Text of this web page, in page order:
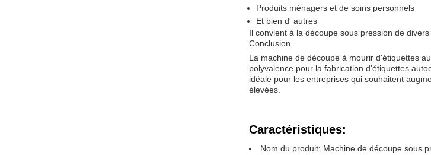
Produits ménagers et de soins personnels
Et bien d' autres
Il convient à la découpe sous pression de
Conclusion
La machine de découpe à mourir d'étiquettes
polyvalence pour la fabrication d'étiquettes
idéale pour les entreprises qui souhaitent
élevées.
Caractéristiques:
Nom du produit: Machine de découpe sous